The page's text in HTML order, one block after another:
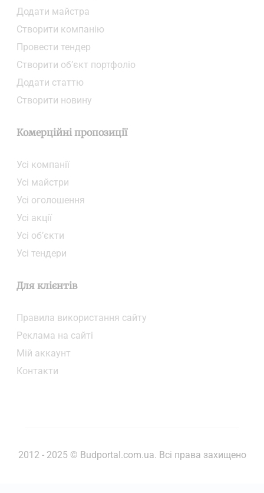
Додати майстра
Створити компанiю
Провести тендер
Створити об’єкт портфоліо
Додати статтю
Створити новину
Комерційні пропозиції
Усі компанії
Усі майстри
Усі оголошення
Усі акції
Усі об’єкти
Усі тендери
Для клієнтів
Правила використання сайту
Реклама на сайті
Мій аккаунт
Контакти
2012 - 2025 © Budportal.com.ua. Всі права захищено